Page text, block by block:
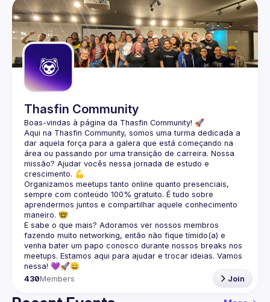
Events
Guilds
Thasfin Community
Boas-vindas à página da Thasfin Community! 🚀
Aqui na Thasfin Community, somos uma turma dedicada a
dar aquela força para a galera que está começando na
área ou passando por uma transição de carreira. Nossa
missão? Ajudar vocês nessa jornada de estudo e
crescimento. 💪
Organizamos meetups tanto online quanto presenciais,
sempre com conteúdo 100% gratuito. É tudo sobre
aprendermos juntos e compartilhar aquele conhecimento
maneiro. 🤓
E sabe o que mais? Adoramos ver nossos membros
fazendo muito networking, então não fique tímido(a) e
venha bater um papo conosco durante nossos breaks nos
meetups. Estamos aqui para ajudar e trocar ideias. Vamos
nessa! 💜🚀😄
430Members Join